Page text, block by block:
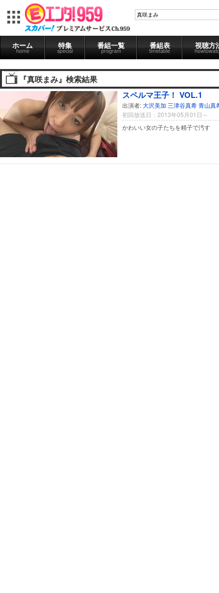
ホーム
home
特集
special
番組一覧
program
番組表
timetable
視聴方
『真咲まみ』検索結果
スペルマ王子！ VOL.1
出演者:大沢美加 三津谷真希青山真
初回放送日：2013年05月01日～
かわいい女の子たちを精子で汚す